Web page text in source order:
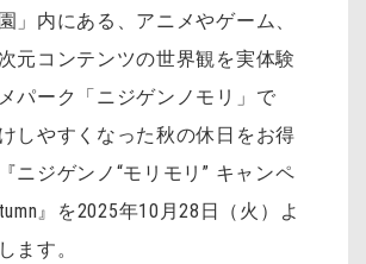
」内にある、アニメやゲーム、
元コンテンツの世界観を実体験
パーク「ニジゲンノモリ」で
しやすくなった秋の休日をお得
ニジゲンノ“モリモリ” キャンペ
』を2025年10月28日（火）よ
ます。